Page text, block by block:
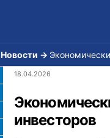
Новости →
18.04.2026
инвесторов